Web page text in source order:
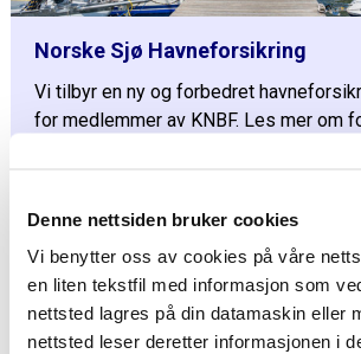
Denne nettsiden bruker cookies
Vi benytter oss av cookies på våre
en liten tekstfil med informasjon som
nettsted lagres på din datamaskin eller
nettsted leser deretter informasjonen i
Norske Sjø Havneforsikring
Vi tilbyr en ny og forbedret
for medlemmer av KNBF. Les mer om